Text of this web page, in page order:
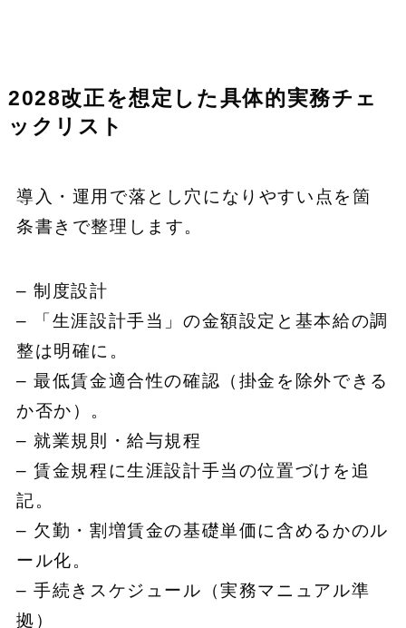
2028改正を想定した具体的実務チェ
ックリスト
導入・運用で落とし穴になりやすい点を箇
条書きで整理します。
– 制度設計
– 「生涯設計手当」の金額設定と基本給の調
整は明確に。
– 最低賃金適合性の確認（掛金を除外できる
か否か）。
– 就業規則・給与規程
– 賃金規程に生涯設計手当の位置づけを追
記。
– 欠勤・割増賃金の基礎単価に含めるかのル
ール化。
– 手続きスケジュール（実務マニュアル準
拠）